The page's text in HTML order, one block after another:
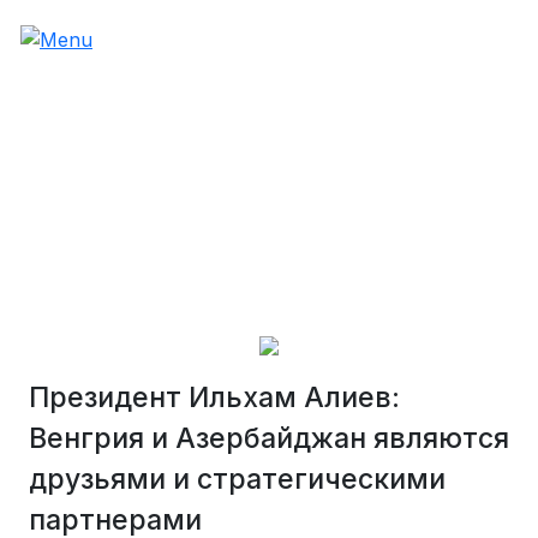
Президент Ильхам Алиев:
Венгрия и Азербайджан являются
друзьями и стратегическими
партнерами